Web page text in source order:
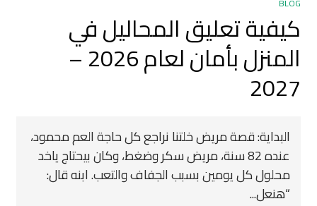
كيفية تعليق المحاليل في
المنزل بأمان لعام 2026 –
2027
البداية: قصة مريض خلتنا نراجع كل حاجة العم محمود،
عنده 82 سنة، مريض سكر وضغط، وكان بيحتاج ياخد
محلول كل يومين بسبب الجفاف والتعب. ابنه قال:
“هنعل...